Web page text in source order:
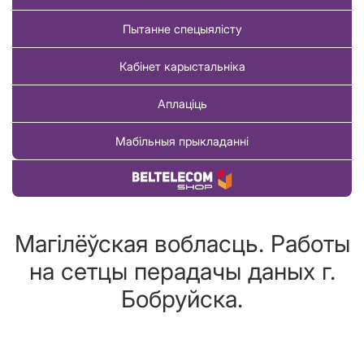
Пытанне спецыялісту
Кабінет карыстальніка
Аплаціць
Мабільныя прыкладанні
Купіць тавар
Магілёўская вобласць. Работы
на сетцы перадачы даных г.
Бобруйска.